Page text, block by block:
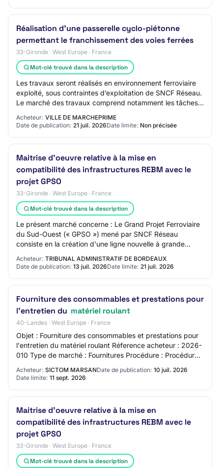
Réalisation d'une passerelle cyclo-piétonne
permettant le franchissement des voies ferrées
33-Gironde · West Europe · France
Mot-clé trouvé dans la description
Les travaux seront réalisés en environnement ferroviaire
exploité, sous contraintes d’exploitation de SNCF Réseau.
Le marché des travaux comprend notamment les tâches
Acheteur: VILLE DE MARCHEPRIME
Date de publication: 21 juil. 2026Date limite: Non précisée
Maitrise d'oeuvre relative à la mise en
compatibilité des infrastructures REBM avec le
projet GPSO
33-Gironde · West Europe · France
Mot-clé trouvé dans la description
Le présent marché concerne : Le Grand Projet Ferroviaire
du Sud-Ouest (« GPSO ») mené par SNCF Réseau
consiste en la création d'une ligne nouvelle à grande
Acheteur: TRIBUNAL ADMINISTRATIF DE BORDEAUX
Date de publication: 13 juil. 2026Date limite: 21 juil. 2026
Fourniture des consommables et prestations pour
l'entretien du matériel roulant
40-Landes · West Europe · France
Objet : Fourniture des consommables et prestations pour
l'entretien du matériel roulant Réference acheteur : 2026-
010 Type de marché : Fournitures Procédure : Procédure
Acheteur: SICTOM MARSANDate de publication: 10 juil. 2026
Date limite: 11 sept. 2026
Maitrise d'oeuvre relative à la mise en
compatibilité des infrastructures REBM avec le
projet GPSO
33-Gironde · West Europe · France
Mot-clé trouvé dans la description